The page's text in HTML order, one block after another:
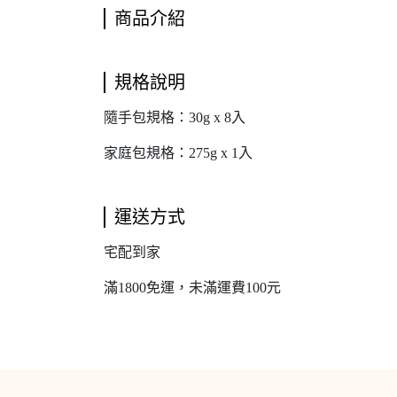
商品介紹
規格說明
隨手包規格：30g x 8入
家庭包規格：275g x 1入
運送方式
宅配到家
滿1800免運，未滿運費100元